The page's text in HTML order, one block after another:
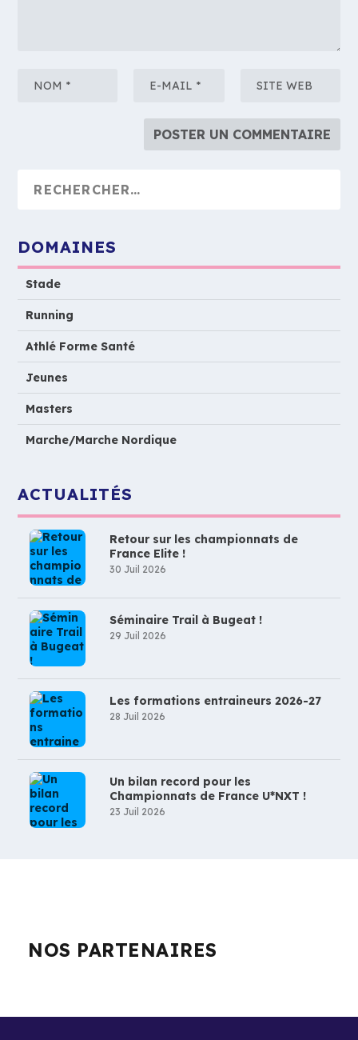
DOMAINES
Stade
Running
Athlé Forme Santé
Jeunes
Masters
Marche/Marche Nordique
ACTUALITÉS
Retour sur les championnats de
France Elite !
30 Juil 2026
Séminaire Trail à Bugeat !
29 Juil 2026
Les formations entraineurs 2026-27
28 Juil 2026
Un bilan record pour les
Championnats de France U*NXT !
23 Juil 2026
NOS PARTENAIRES